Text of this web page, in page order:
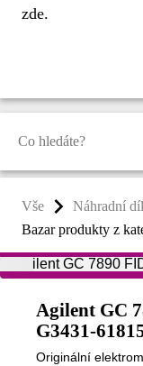
zde.
Vše Náhradní
Bazar produkty z
Agilent GC
G3431-
Originální